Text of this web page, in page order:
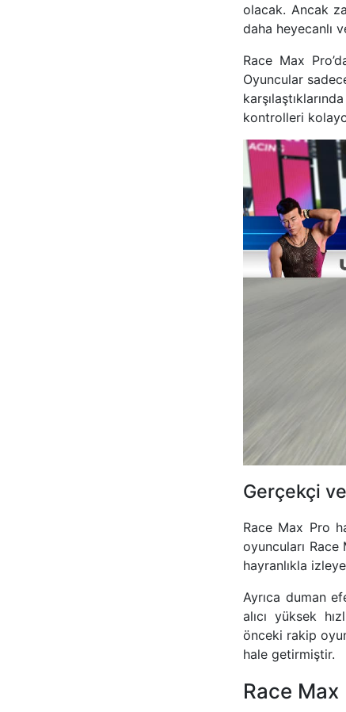
olacak. Ancak
daha heyecanlı
Race Max
Oyuncular
kontrolleri
Gerçekçi
Race Max Pro
oyuncuları
hayranlıkla
Ayrıca duman
alıcı yüksek
önceki rakip
hale getirmiştir.
Race Max